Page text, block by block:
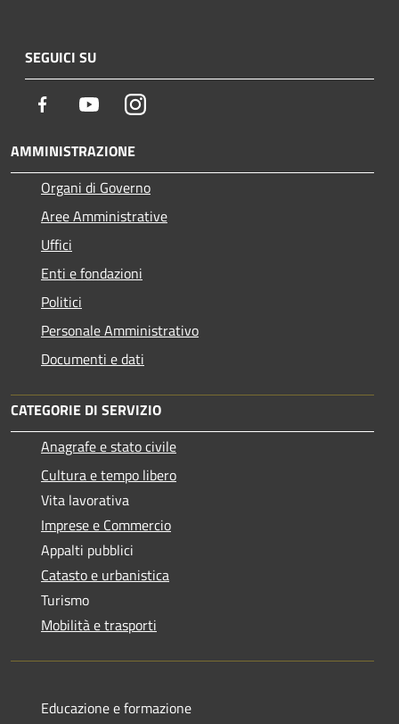
SEGUICI SU
Facebook YoutubeInstagram
AMMINISTRAZIONE
Organi di Governo
Aree Amministrative
Uffici
Enti e fondazioni
Politici
Personale Amministrativo
Documenti e dati
CATEGORIE DI SERVIZIO
Anagrafe e stato civile
Cultura e tempo libero
Vita lavorativa
Imprese e Commercio
Appalti pubblici
Catasto e urbanistica
Turismo
Mobilità e trasporti
Educazione e formazione